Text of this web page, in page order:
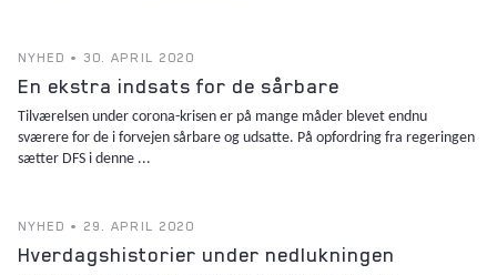
NYHED • 30. APRIL 2020
En ekstra indsats for de sårbare
Tilværelsen under corona-krisen er på mange måder blevet endnu
sværere for de i forvejen sårbare og udsatte. På opfordring fra regeringen
sætter DFS i denne ...
NYHED • 29. APRIL 2020
Hverdagshistorier under nedlukningen